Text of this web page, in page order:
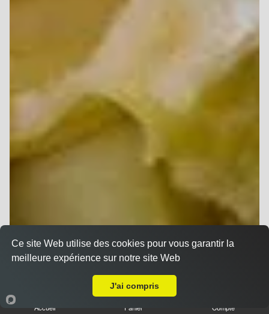
Accueil Panier Compte
Ce site Web utilise des cookies pour vous garantir la
meilleure expérience sur notre site Web
J'ai compris